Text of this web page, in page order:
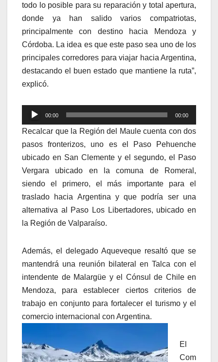
todo lo posible para su reparación y total apertura,
donde ya han salido varios compatriotas,
principalmente con destino hacia Mendoza y
Córdoba. La idea es que este paso sea uno de los
principales corredores para viajar hacia Argentina,
destacando el buen estado que mantiene la ruta”,
explicó.
Reproductor
de
00:00 00:00
Recalcar que la Región del Maule cuenta con dos
pasos fronterizos, uno es el Paso Pehuenche
ubicado en San Clemente y el segundo, el Paso
Vergara ubicado en la comuna de Romeral,
siendo el primero, el más importante para el
traslado hacia Argentina y que podría ser una
alternativa al Paso Los Libertadores, ubicado en
la Región de Valparaíso.
Además, el delegado Aqueveque resaltó que se
mantendrá una reunión bilateral en Talca con el
intendente de Malargüe y el Cónsul de Chile en
Mendoza, para establecer ciertos criterios de
trabajo en conjunto para fortalecer el turismo y el
comercio internacional con Argentina.
El
Com